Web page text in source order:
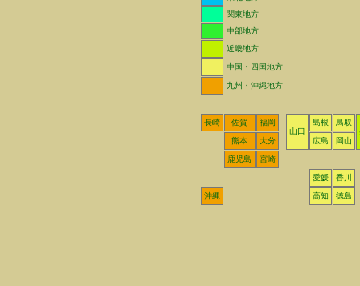
関東地方
中部地方
近畿地方
中国・四国地方
九州・沖縄地方
長崎 佐賀
福岡
山口
島根
鳥取
熊本
大分 広島 岡山
鹿児島 宮崎
愛媛 香川
沖縄 高知 徳島